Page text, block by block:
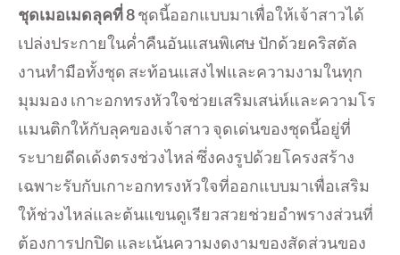
ชุดเมอเมดลุคที่8ชุดนี้ออกแบบมาเพื่อให้เจ้าสาวได้
เปล่งประกายในค่ำคืนอันแสนพิเศษ ปักด้วยคริสตัล
งานทำมือทั้งชุด สะท้อนแสงไฟและความงามในทุก
มุมมอง เกาะอกทรงหัวใจช่วยเสริมเสน่ห์และความโร
แมนติกให้กับลุคของเจ้าสาว จุดเด่นของชุดนี้อยู่ที่
ระบายดีดเด้งตรงช่วงไหล่ ซึ่งคงรูปด้วยโครงสร้าง
เฉพาะรับกับเกาะอกทรงหัวใจที่ออกแบบมาเพื่อเสริม
ให้ช่วงไหล่และต้นแขนดูเรียวสวยช่วยอำพรางส่วนที่
ต้องการปกปิด และเน้นความงดงามของสัดส่วนของ